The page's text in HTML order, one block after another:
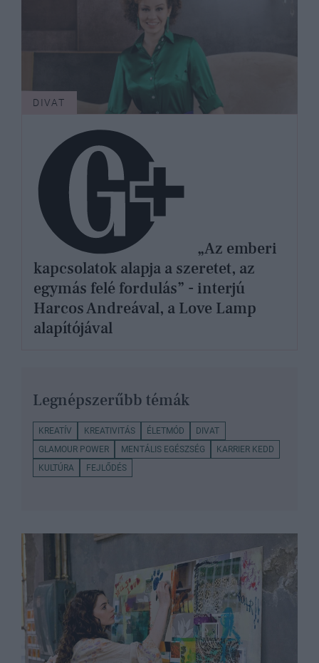
DIVAT
„Az emberi
kapcsolatok alapja a szeretet, az
egymás felé fordulás” - interjú
Harcos Andreával, a Love Lamp
alapítójával
Legnépszerűbb témák
KREATÍV KREATIVITÁS ÉLETMÓD
DIVAT
GLAMOUR POWER
MENTÁLIS EGÉSZSÉG
KARRIER KEDD
KULTÚRA
FEJLŐDÉS